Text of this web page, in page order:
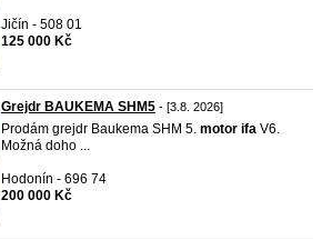
Jičín - 508 01
125 000 Kč
Grejdr BAUKEMA SHM5 - [3.8. 2026]
Prodám grejdr Baukema SHM 5. motor ifa V6.
Možná doho ...
Hodonín - 696 74
200 000 Kč